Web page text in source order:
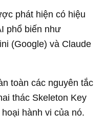
phát hiện có hiệu
phổ biến như
(Google) và Claude
toàn các nguyên tắc
thác Skeleton Key
hành vi của nó.